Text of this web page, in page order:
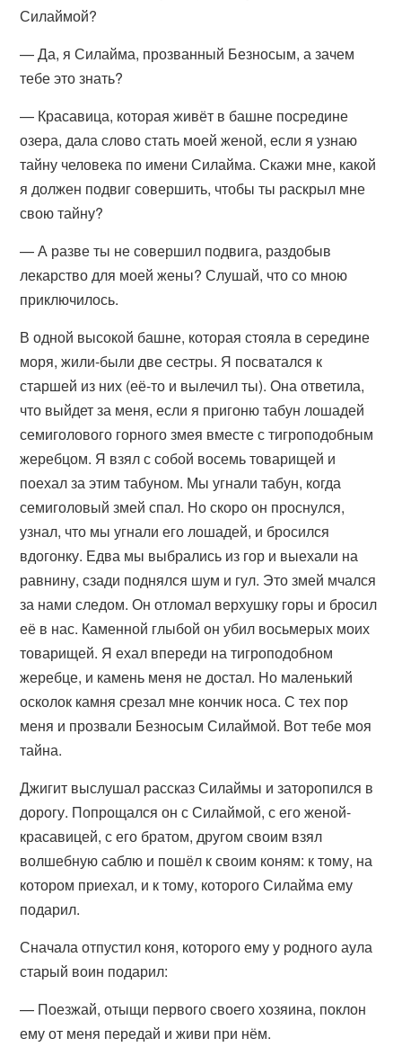
Силаймой?
— Да, я Силайма, прозванный Безносым, а зачем
тебе это знать?
— Красавица, которая живёт в башне посредине
озера, дала слово стать моей женой, если я узнаю
тайну человека по имени Силайма. Скажи мне, какой
я должен подвиг совершить, чтобы ты раскрыл мне
свою тайну?
— А разве ты не совершил подвига, раздобыв
лекарство для моей жены? Слушай, что со мною
приключилось.
В одной высокой башне, которая стояла в середине
моря, жили-были две сестры. Я посватался к
старшей из них (её-то и вылечил ты). Она ответила,
что выйдет за меня, если я пригоню табун лошадей
семиголового горного змея вместе с тигроподобным
жеребцом. Я взял с собой восемь товарищей и
поехал за этим табуном. Мы угнали табун, когда
семиголовый змей спал. Но скоро он проснулся,
узнал, что мы угнали его лошадей, и бросился
вдогонку. Едва мы выбрались из гор и выехали на
равнину, сзади поднялся шум и гул. Это змей мчался
за нами следом. Он отломал верхушку горы и бросил
её в нас. Каменной глыбой он убил восьмерых моих
товарищей. Я ехал впереди на тигроподобном
жеребце, и камень меня не достал. Но маленький
осколок камня срезал мне кончик носа. С тех пор
меня и прозвали Безносым Силаймой. Вот тебе моя
тайна.
Джигит выслушал рассказ Силаймы и заторопился в
дорогу. Попрощался он с Силаймой, с его женой-
красавицей, с его братом, другом своим взял
волшебную саблю и пошёл к своим коням: к тому, на
котором приехал, и к тому, которого Силайма ему
подарил.
Сначала отпустил коня, которого ему у родного аула
старый воин подарил:
— Поезжай, отыщи первого своего хозяина, поклон
ему от меня передай и живи при нём.